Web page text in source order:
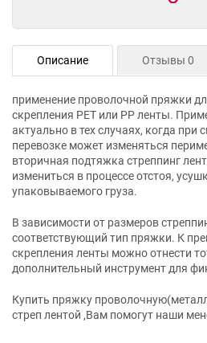
Описание Отзывы 0
применение проволочной пряжки
скрепления PET или PP ленты.
актуально в тех случаях, когда при
перевозке может изменяться
вторичная подтяжка стреппинг
измениться в процессе отстоя,
упаковываемого груза.
В зависимости от размеров
соответствующий тип пряжки. К
скрепления ленты можно отнести
дополнительный инструмент для
Купить пряжку
стреп лентой ,Вам помогут наши